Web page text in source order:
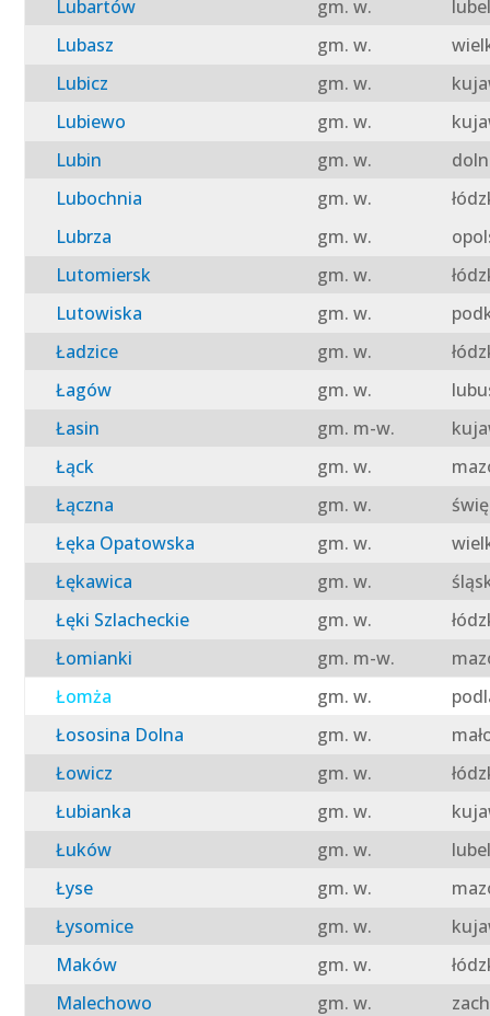
Lubartów gm. w.
Lubasz
gm. w.
Lubicz
gm. w.
Lubiewo
gm. w.
Lubin
gm. w.
Lubochnia
gm. w.
Lubrza
gm. w.
Lutomiersk
gm. w.
Lutowiska
gm. w.
Ładzice
gm. w.
Łagów
gm. w.
Łasin
gm. m-w.
Łąck
gm. w.
Łączna
gm. w.
Łęka Opatowska
gm. w.
Łękawica
gm. w.
Łęki Szlacheckie
gm. w.
Łomianki
gm. m-w.
Łomża
gm. w.
Łososina Dolna
gm. w.
Łowicz
gm. w.
Łubianka
gm. w.
Łuków
gm. w.
Łyse
gm. w.
Łysomice
gm. w.
Maków
gm. w.
Malechowo
gm. w.